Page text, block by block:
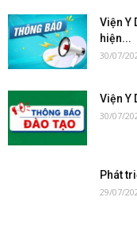
Viện Y
hiện...
30/07/
Viện Y
30/07/
Phát
29/07/